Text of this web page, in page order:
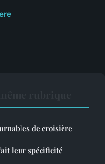
de croisière
leur spécificité